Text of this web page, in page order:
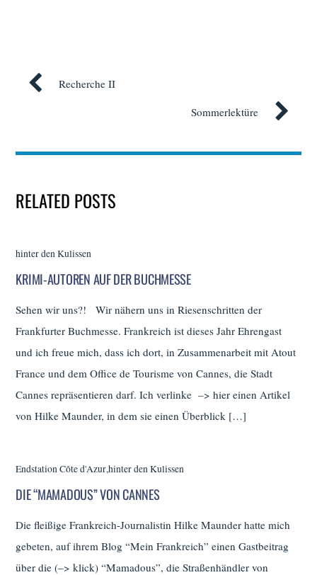
Recherche II
Sommerlektüre
RELATED POSTS
hinter den Kulissen
KRIMI-AUTOREN AUF DER BUCHMESSE
Sehen wir uns?! Wir nähern uns in Riesenschritten der
Frankfurter Buchmesse. Frankreich ist dieses Jahr Ehrengast
und ich freue mich, dass ich dort, in Zusammenarbeit mit Atout
France und dem Office de Tourisme von Cannes, die Stadt
Cannes repräsentieren darf. Ich verlinke –> hier einen Artikel
von Hilke Maunder, in dem sie einen Überblick […]
Endstation Côte d'Azur,hinter den Kulissen
DIE “MAMADOUS” VON CANNES
Die fleißige Frankreich-Journalistin Hilke Maunder hatte mich
gebeten, auf ihrem Blog “Mein Frankreich” einen Gastbeitrag
über die (–> klick) “Mamadous”, die Straßenhändler von